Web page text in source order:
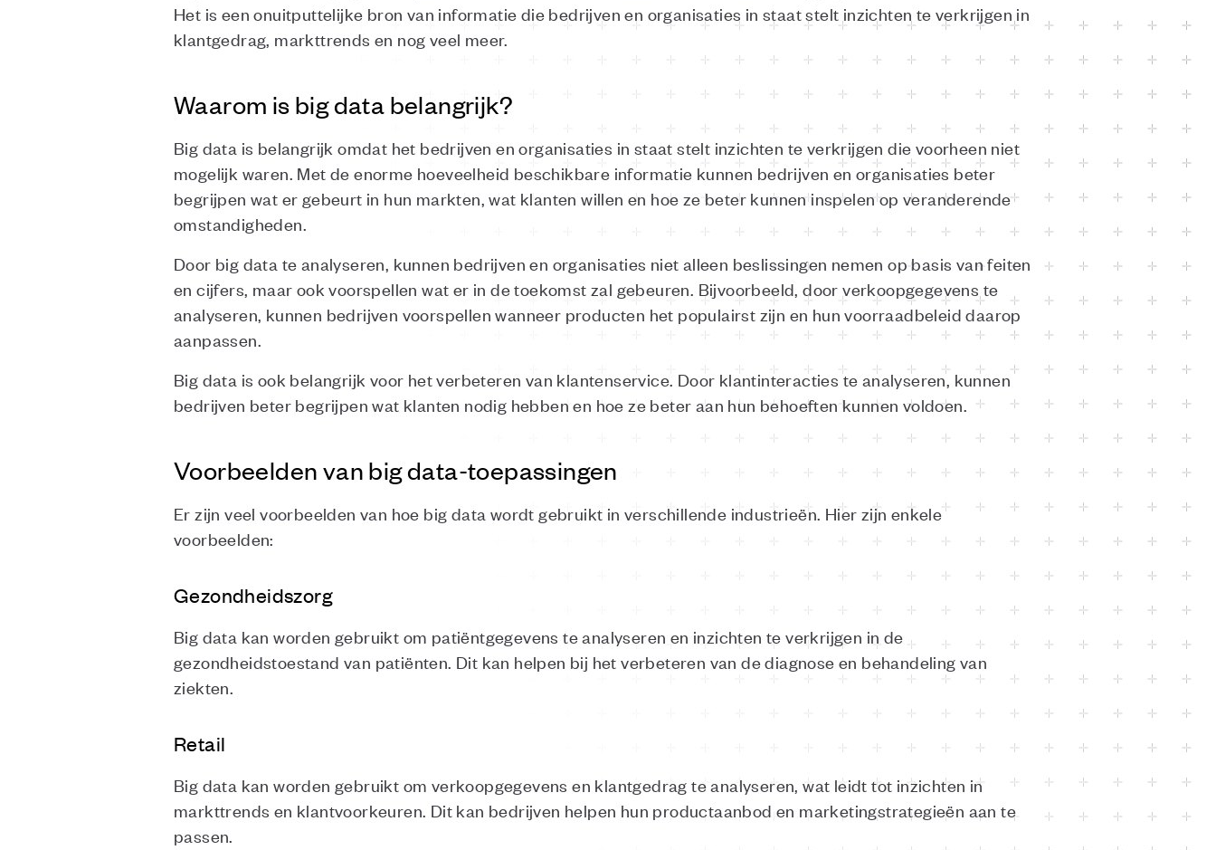
Het is een onuitputtelijke bron van informatie die bedrijven en organisaties in staat stelt inzichten te verkrijgen in
klantgedrag, markttrends en nog veel meer.
Waarom is big data belangrijk?
Big data is belangrijk omdat het bedrijven en organisaties in staat stelt inzichten te verkrijgen die voorheen niet
mogelijk waren. Met de enorme hoeveelheid beschikbare informatie kunnen bedrijven en organisaties beter
begrijpen wat er gebeurt in hun markten, wat klanten willen en hoe ze beter kunnen inspelen op veranderende
omstandigheden.
Door big data te analyseren, kunnen bedrijven en organisaties niet alleen beslissingen nemen op basis van feiten
en cijfers, maar ook voorspellen wat er in de toekomst zal gebeuren. Bijvoorbeeld, door verkoopgegevens te
analyseren, kunnen bedrijven voorspellen wanneer producten het populairst zijn en hun voorraadbeleid daarop
aanpassen.
Big data is ook belangrijk voor het verbeteren van klantenservice. Door klantinteracties te analyseren, kunnen
bedrijven beter begrijpen wat klanten nodig hebben en hoe ze beter aan hun behoeften kunnen voldoen.
Voorbeelden van big data-toepassingen
Er zijn veel voorbeelden van hoe big data wordt gebruikt in verschillende industrieën. Hier zijn enkele
voorbeelden:
Gezondheidszorg
Big data kan worden gebruikt om patiëntgegevens te analyseren en inzichten te verkrijgen in de
gezondheidstoestand van patiënten. Dit kan helpen bij het verbeteren van de diagnose en behandeling van
ziekten.
Retail
Big data kan worden gebruikt om verkoopgegevens en klantgedrag te analyseren, wat leidt tot inzichten in
markttrends en klantvoorkeuren. Dit kan bedrijven helpen hun productaanbod en marketingstrategieën aan te
passen.